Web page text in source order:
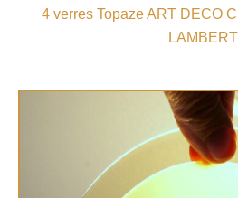
4 verres Topaze ART DECO
LAMBERT